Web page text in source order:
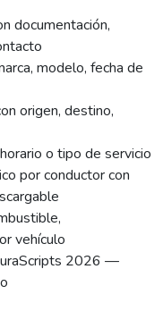
documentación,
modelo, fecha de
origen, destino,
o tipo de servicio
por conductor con
vehículo
2026 —